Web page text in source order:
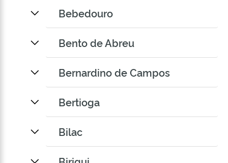
Bebedouro
Bento de Abreu
Bernardino de Campos
Bertioga
Bilac